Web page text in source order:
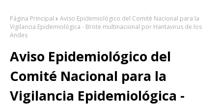
Página Principal
Aviso Epidemiológico del Comité Nacional para la
Vigilancia Epidemiológica - Brote multinacional por Hantavirus de los
Andes
Aviso Epidemiológico del
Comité Nacional para la
Vigilancia Epidemiológica -